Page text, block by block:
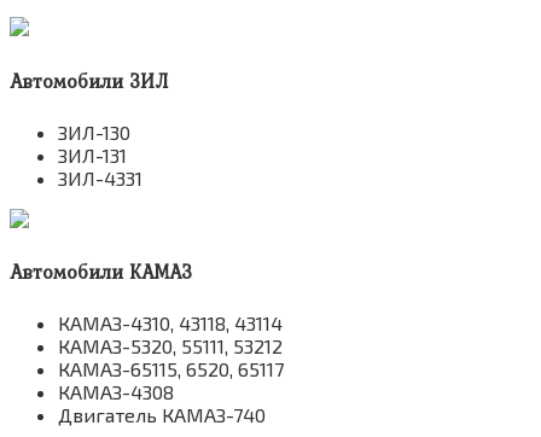
Автомобили ЗИЛ
ЗИЛ-130
ЗИЛ-131
ЗИЛ-4331
Автомобили КАМАЗ
КАМАЗ-4310, 43118, 43114
КАМАЗ-5320, 55111, 53212
КАМАЗ-65115, 6520, 65117
КАМАЗ-4308
Двигатель КАМАЗ-740